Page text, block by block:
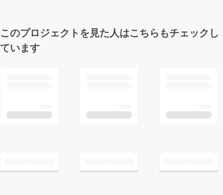
このプロジェクトを見た人はこちらもチェックし
ています